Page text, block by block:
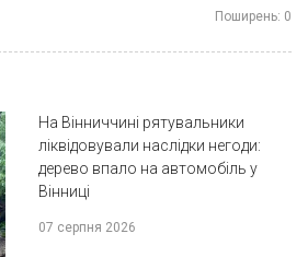
Поширень: 0
На Вінниччині рятувальники
ліквідовували наслідки негоди:
дерево впало на автомобіль у
Вінниці
07 серпня 2026